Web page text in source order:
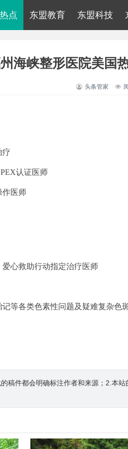
点 东盟教育 东盟科技
海峡整形医院美国
头条管家
疗
认证医师
医师
心救助行动指定治疗医师
记等各类色素性问题及疑难复
稿件都会明确标注作者和来源；2.本